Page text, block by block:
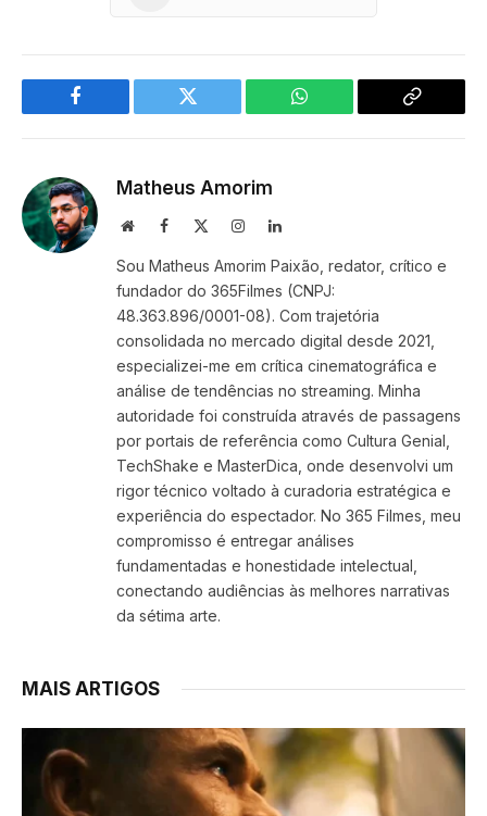
Facebook Twitter WhatsApp
Copy
Matheus Amorim
WebsiteFacebook InstagramLinkedIn
Sou Matheus Amorim Paixão, redator, crítico e
fundador do 365Filmes (CNPJ:
48.363.896/0001-08). Com trajetória
consolidada no mercado digital desde 2021,
especializei-me em crítica cinematográfica e
análise de tendências no streaming. Minha
autoridade foi construída através de passagens
por portais de referência como Cultura Genial,
TechShake e MasterDica, onde desenvolvi um
rigor técnico voltado à curadoria estratégica e
experiência do espectador. No 365 Filmes, meu
compromisso é entregar análises
fundamentadas e honestidade intelectual,
conectando audiências às melhores narrativas
da sétima arte.
MAIS ARTIGOS